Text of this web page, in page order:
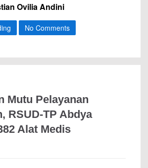
Ovilia Andini
No Comments
Mutu Pelayanan
RSUD-TP Abdya
Alat Medis